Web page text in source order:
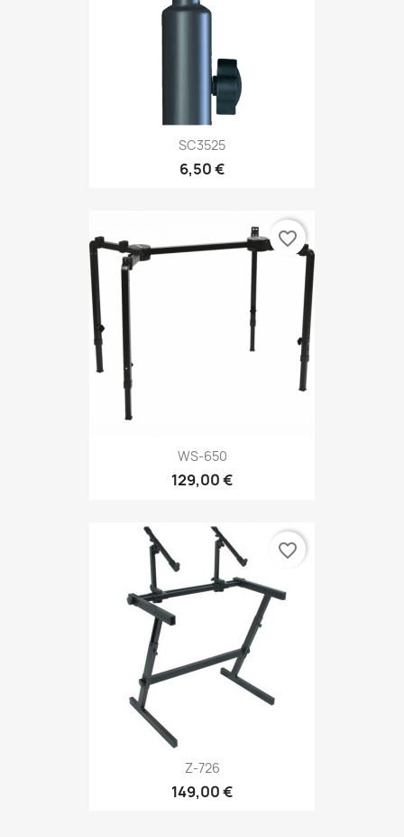
SC3525
6,50 €
WS-650
129,00 €
favorite_border
Z-726
149,00 €
favorite_border